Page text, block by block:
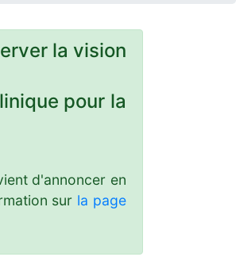
la vision
pour la
d'annoncer en
sur la page